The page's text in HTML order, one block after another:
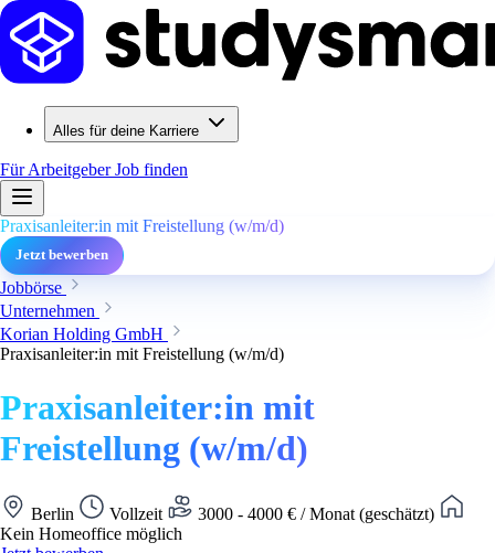
Alles für deine Karriere
Für ArbeitgeberJob finden
Praxisanleiter:in mit Freistellung (w/m/d)
Jetzt bewerben
Jobbörse
Unternehmen
Korian Holding GmbH
Praxisanleiter:in mit Freistellung (w/m/d)
Praxisanleiter:in mit
Freistellung (w/m/d)
Berlin Vollzeit
3000 - 4000 € / Monat (geschätzt)
Kein Homeoffice möglich